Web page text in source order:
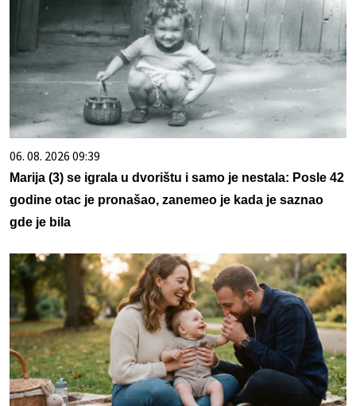
06. 08. 2026 09:39
Marija (3) se igrala u dvorištu i samo je nestala: Posle 42
godine otac je pronašao, zanemeo je kada je saznao
gde je bila